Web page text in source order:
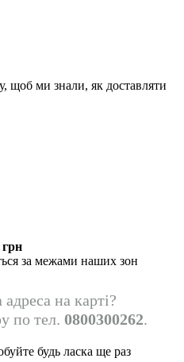
щоб ми знали, як доставляти
грн
за межами наших зон
на карті?
по тел. 0800300262.
будь ласка ще раз